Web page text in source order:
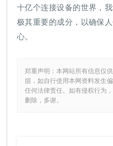
十亿个连接设备的世界，
极其重要的成分，以确保
心。
郑重声明：本网站所有信息仅
据，如自行使用本网资料发生
任何法律责任。如有侵权行为
删除，多谢。